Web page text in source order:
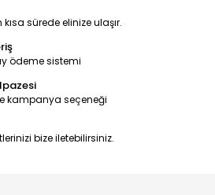
sürede elinize ulaşır.
ödeme sistemi
kampanya seçeneği
bize iletebilirsiniz.